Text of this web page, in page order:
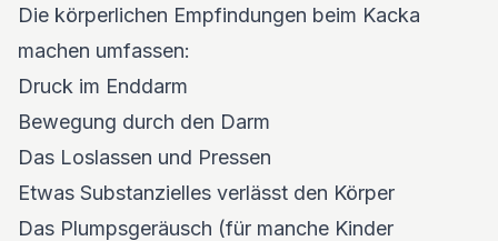
Die körperlichen Empfindungen beim Kacka
machen umfassen:
Druck im Enddarm
Bewegung durch den Darm
Das Loslassen und Pressen
Etwas Substanzielles verlässt den Körper
Das Plumpsgeräusch (für manche Kinder